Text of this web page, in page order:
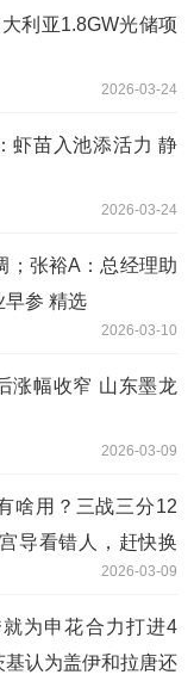
利亚1.8GW光储项
2026-03-24
虾苗入池添活力 静
2026-03-24
；张裕A：总经理助
早参 精选
2026-03-10
涨幅收窄 山东墨龙
2026-03-09
啥用？三战三分12
导看错人，赶快换
2026-03-09
为申花合力打进4
认为盖伊和拉唐还